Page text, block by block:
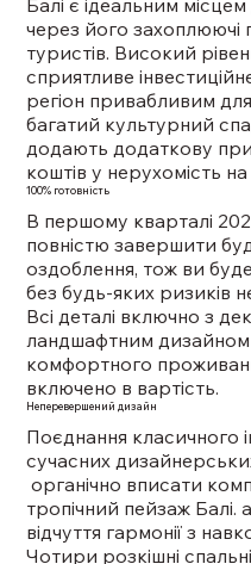
через його захоплюючі
туристів. Високий
сприятливе
регіон привабливим для
багатий культурний
додають додаткову
коштів у нерухомість на
В першому кварталі
повністю завершити
оздоблення, тож ви
без будь-яких ризиків
Всі деталі включно з
ландшафтним дизайном
комфортного
включено в вартість.
100% готовність
Поєднання класичного
сучасних
органічно вписати
тропічний пейзаж
відчуття гармонії з
Чотири розкішні
Неперевершений дизайн